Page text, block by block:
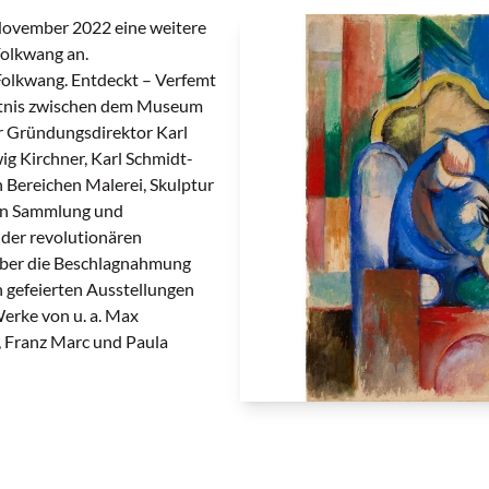
2022 eine weitere
an.
Entdeckt – Verfemt
zwischen dem Museum
Gründungsdirektor Karl
Kirchner, Karl Schmidt-
Bereichen Malerei, Skulptur
Sammlung und
revolutionären
die Beschlagnahmung
Ausstellungen
von u. a. Max
Marc und Paula